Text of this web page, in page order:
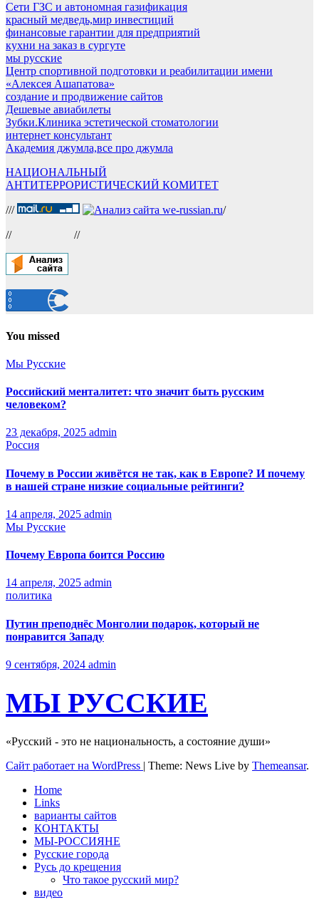
Сети ГЗС и автономная газификация
красный медведь,мир инвестиций
финансовые гарантии для предприятий
кухни на заказ в сургуте
мы русские
Центр спортивной подготовки и реабилитации имени
«Алексея Ашапатова»
создание и продвижение сайтов
Дешевые авиабилеты
Зубки.Клиника эстетической стоматологии
интернет консультант
Академия джумла,все про джумла
НАЦИОНАЛЬНЫЙ
АНТИТЕРРОРИСТИЧЕСКИЙ КОМИТЕТ
/// /
// //
You missed
Мы Русские
Российский менталитет: что значит быть русским
человеком?
23 декабря, 2025 admin
Россия
Почему в России живётся не так, как в Европе? И почему
в нашей стране низкие социальные рейтинги?
14 апреля, 2025 admin
Мы Русские
Почему Европа боится Россию
14 апреля, 2025 admin
политика
Путин преподнёс Монголии подарок, который не
понравится Западу
9 сентября, 2024 admin
МЫ РУССКИЕ
«Русский - это не национальность, а состояние души»
Сайт работает на WordPress | Theme: News Live by Themeansar.
Home
Links
варианты сайтов
КОНТАКТЫ
МЫ-РОССИЯНЕ
Русские города
Русь до крещения
Что такое русский мир?
видео